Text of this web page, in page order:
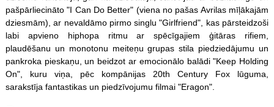
pašpārliecināto "I Can Do Better" (viena no pašas Avrilas mīļākajām
dziesmām), ar nevaldāmo pirmo singlu "Girlfriend", kas pārsteidzoši
labi apvieno hiphopa ritmu ar spēcīgajiem ģitāras rifiem,
plaudēšanu un monotonu meiteņu grupas stila piedziedājumu un
pankroka pieskaņu, un beidzot ar emocionālo balādi "Keep Holding
On", kuru viņa, pēc kompānijas 20th Century Fox lūguma,
sarakstīja fantastikas un piedzīvojumu filmai "Eragon".